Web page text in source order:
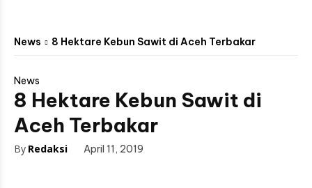
News 8 Hektare Kebun Sawit di Aceh Terbakar
News
8 Hektare Kebun Sawit di
Aceh Terbakar
By Redaksi April 11, 2019